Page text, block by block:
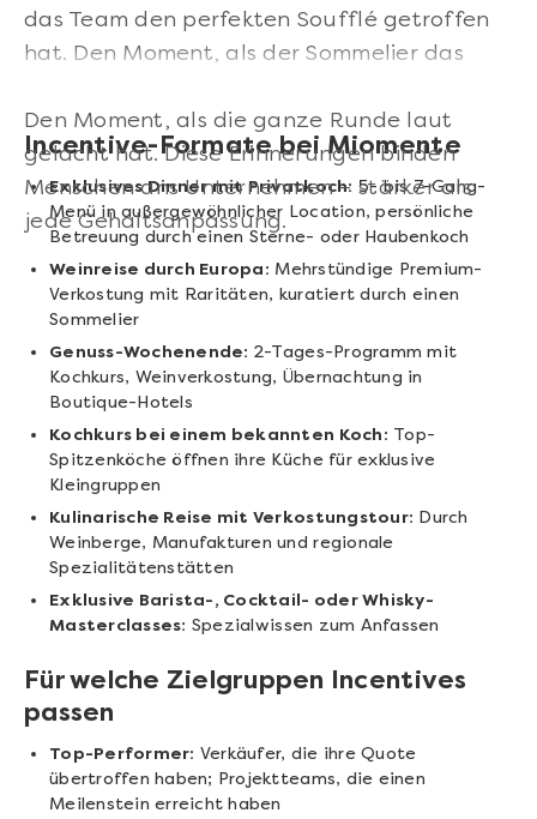
das Team den perfekten Soufflé getroffen
hat. Den Moment, als der Sommelier das
Den Moment, als die ganze Runde laut
gelacht hat. Diese Erinnerungen binden
Menschen ans Unternehmen – stärker als
jede Gehaltsanpassung.
Incentive-Formate bei Miomente
Exklusives Dinner mit Privatkoch: 5- bis 7-Gang-
Menü in außergewöhnlicher Location, persönliche
Betreuung durch einen Sterne- oder Haubenkoch
Weinreise durch Europa: Mehrstündige Premium-
Verkostung mit Raritäten, kuratiert durch einen
Sommelier
Genuss-Wochenende: 2-Tages-Programm mit
Kochkurs, Weinverkostung, Übernachtung in
Boutique-Hotels
Kochkurs bei einem bekannten Koch: Top-
Spitzenköche öffnen ihre Küche für exklusive
Kleingruppen
Kulinarische Reise mit Verkostungstour: Durch
Weinberge, Manufakturen und regionale
Spezialitätenstätten
Exklusive Barista-, Cocktail- oder Whisky-
Masterclasses: Spezialwissen zum Anfassen
Für welche Zielgruppen Incentives
passen
Top-Performer: Verkäufer, die ihre Quote
übertroffen haben; Projektteams, die einen
Meilenstein erreicht haben